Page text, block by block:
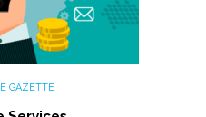
GAZETTE